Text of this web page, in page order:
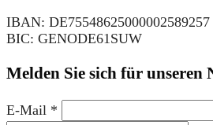
IBAN: DE75548625000002589257
BIC: GENODE61SUW
Melden Sie sich für unseren
E-Mail *